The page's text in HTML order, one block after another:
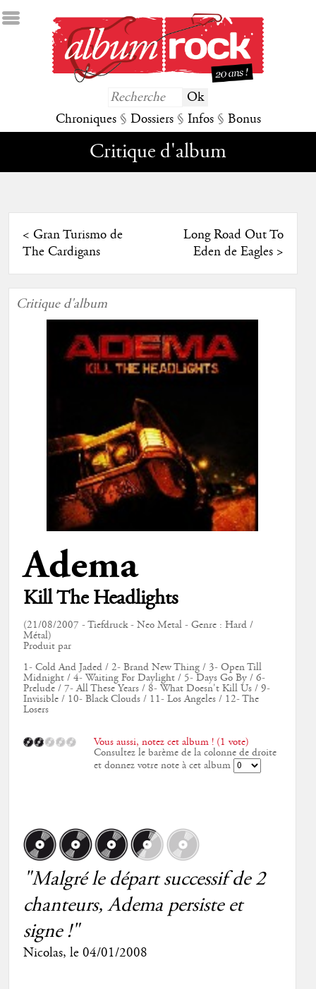
Chroniques § Dossiers § Infos § Bonus
Critique d'album
< Gran Turismo de
The Cardigans
Long Road Out To
Eden de Eagles>
Critique d'album
Adema
Kill The Headlights
(21/08/2007 - Tiefdruck - Neo Metal - Genre : Hard /
Métal)
Produit par
1- Cold And Jaded / 2- Brand New Thing / 3- Open Till
Midnight / 4- Waiting For Daylight / 5- Days Go By / 6-
Prelude / 7- All These Years / 8- What Doesn't Kill Us / 9-
Invisible / 10- Black Clouds / 11- Los Angeles / 12- The
Losers
Vous aussi, notez cet album ! (1 vote)
Consultez le barème de la colonne de droite
et donnez votre note à cet album
"Malgré le départ successif de 2
chanteurs, Adema persiste et
signe !"
Nicolas, le 04/01/2008